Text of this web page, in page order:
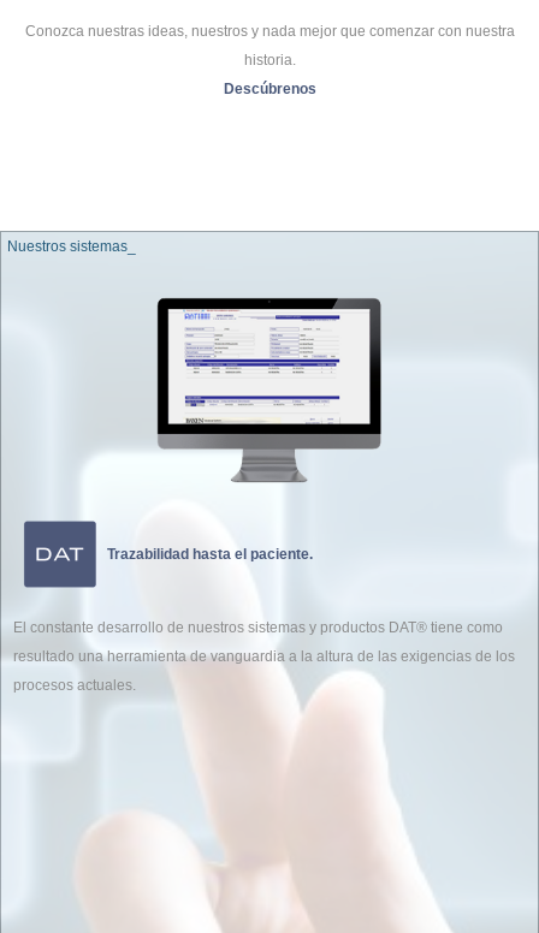
Conozca nuestras ideas, nuestros y nada mejor que comenzar con nuestra
historia.
Descúbrenos
Nuestros sistemas_
Trazabilidad hasta el paciente.
El constante desarrollo de nuestros sistemas y productos DAT® tiene como
resultado una herramienta de vanguardia a la altura de las exigencias de los
procesos actuales.